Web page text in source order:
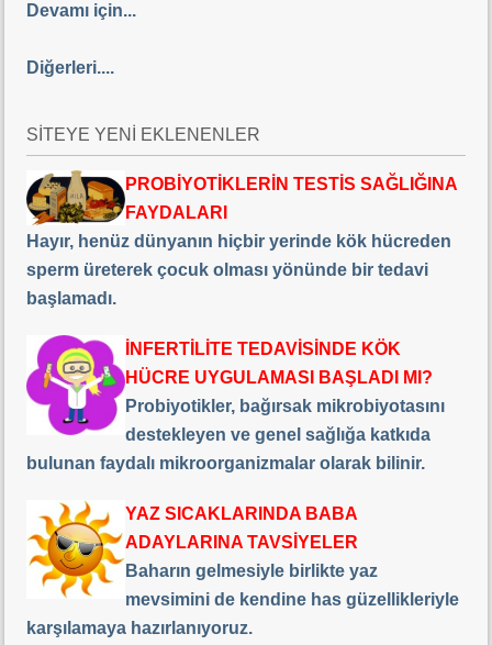
Devamı için...
Diğerleri....
SİTEYE YENİ EKLENENLER
PROBİYOTİKLERİN TESTİS SAĞLIĞINA
FAYDALARI
Hayır, henüz dünyanın hiçbir yerinde kök hücreden
sperm üreterek çocuk olması yönünde bir tedavi
başlamadı.
İNFERTİLİTE TEDAVİSİNDE KÖK
HÜCRE UYGULAMASI BAŞLADI MI?
Probiyotikler, bağırsak mikrobiyotasını
destekleyen ve genel sağlığa katkıda
bulunan faydalı mikroorganizmalar olarak bilinir.
YAZ SICAKLARINDA BABA
ADAYLARINA TAVSİYELER
Baharın gelmesiyle birlikte yaz
mevsimini de kendine has güzellikleriyle
karşılamaya hazırlanıyoruz.